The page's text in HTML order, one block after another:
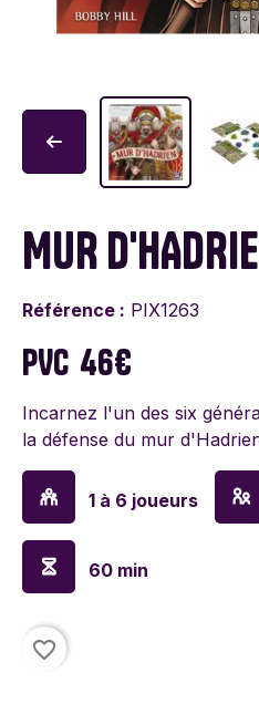
MUR
Référence : PIX1263
PVC 46€
Incarnez l'un des six
la défense du mur
1 à 6 joueurs
60 min
favorite_border